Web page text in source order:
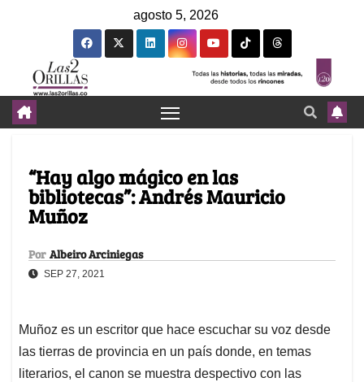
agosto 5, 2026
“Hay algo mágico en las
bibliotecas”: Andrés Mauricio
Muñoz
Por Albeiro Arciniegas
SEP 27, 2021
Muñoz es un escritor que hace escuchar su voz desde
las tierras de provincia en un país donde, en temas
literarios, el canon se muestra despectivo con las